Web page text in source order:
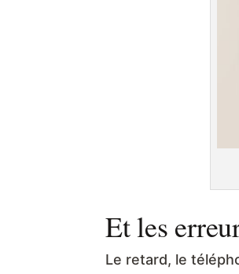
Et les
Le retard, le